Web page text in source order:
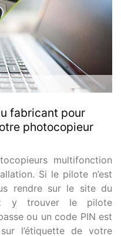
fabricant pour
photocopieur
multifonction
Si le pilote n’est
rendre sur le site du
y trouver le pilote
ou un code PIN est
l’étiquette de votre